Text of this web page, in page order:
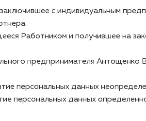
с индивидуальным
Работником и получившее на
предпринимателя
персональных данных
персональных данных